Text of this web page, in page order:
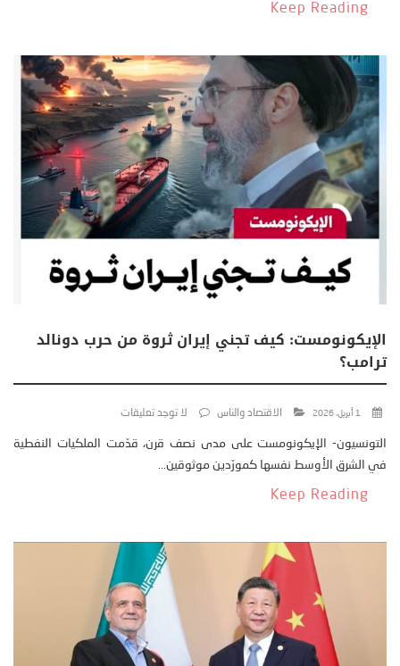
Keep Reading
الإيكونومست: كيف تجني إيران ثروة من حرب دونالد
ترامب؟
1 أبريل، 2026 الاقتصاد والناس لا توجد تعليقات
التونسيون- الإيكونومست على مدى نصف قرن، قدّمت الملكيات النفطية
في الشرق الأوسط نفسها كمورّدين موثوقين...
Keep Reading